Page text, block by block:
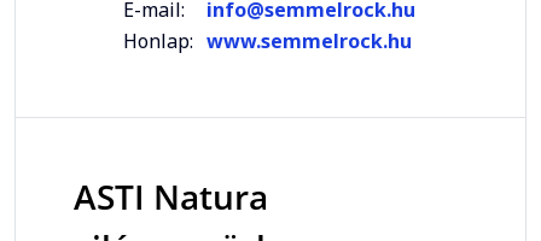
E-mail:
info@semmelrock.hu
Honlap: www.semmelrock.hu
ASTI Natura